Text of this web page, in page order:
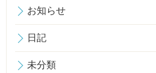
お知らせ
日記
未分類